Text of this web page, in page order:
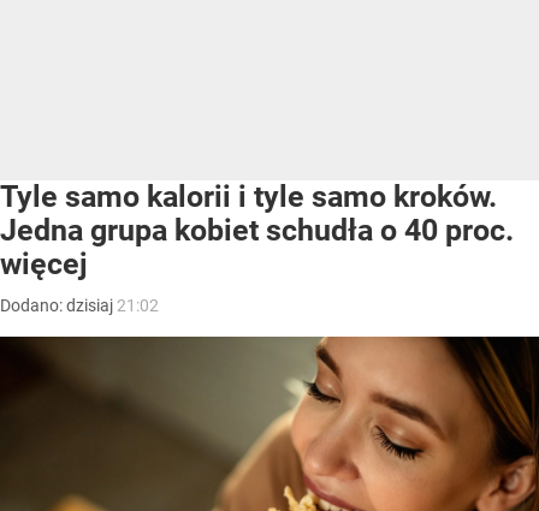
Tyle samo kalorii i tyle samo kroków.
Jedna grupa kobiet schudła o 40 proc.
więcej
Dodano:dzisiaj 21:02